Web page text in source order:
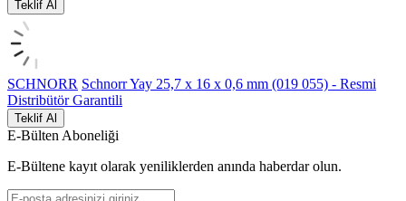
Teklif Al
SCHNORR Schnorr Yay 25,7 x 16 x 0,6 mm (019 055) - Resmi
Distribütör Garantili
Teklif Al
E-Bülten Aboneliği
E-Bültene kayıt olarak yeniliklerden anında haberdar olun.